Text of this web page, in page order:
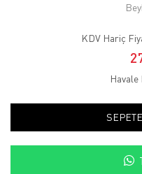
KDV Hariç
Havale